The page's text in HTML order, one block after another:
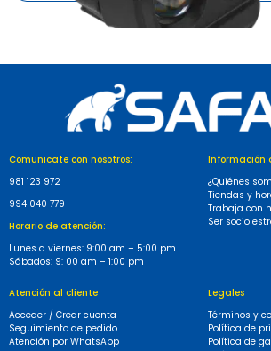
FAROS LED P/MOTO 12-60V DC 15.5W SMD 3570 CRANEO
Comunicate con nosotros:
981 123 972
994 040 779
Horario de atención:
Lunes a viernes: 9:00 am – 5:00 pm
Sábados: 9: 00 am – 1:00 pm
Información
¿Quiénes
Tiendas y
Trabaja con
Ser socio
Atención al cliente
Acceder / Crear cuenta
Seguimiento de pedido
Atención por WhatsApp
Legales
Términos y
Política de
Política de